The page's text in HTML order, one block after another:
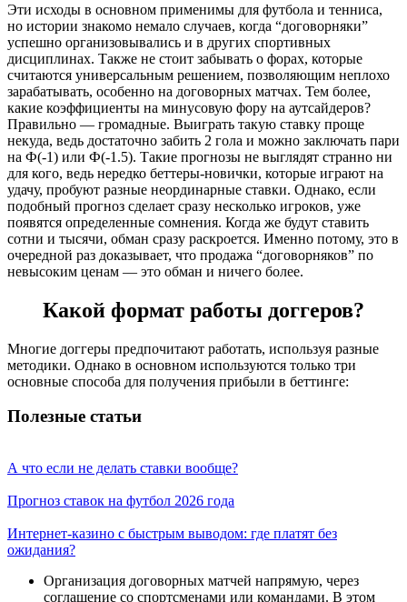
Эти исходы в основном применимы для футбола и тенниса,
но истории знакомо немало случаев, когда “договорняки”
успешно организовывались и в других спортивных
дисциплинах. Также не стоит забывать о форах, которые
считаются универсальным решением, позволяющим неплохо
зарабатывать, особенно на договорных матчах. Тем более,
какие коэффициенты на минусовую фору на аутсайдеров?
Правильно — громадные. Выиграть такую ставку проще
некуда, ведь достаточно забить 2 гола и можно заключать пари
на Ф(-1) или Ф(-1.5). Такие прогнозы не выглядят странно ни
для кого, ведь нередко беттеры-новички, которые играют на
удачу, пробуют разные неординарные ставки. Однако, если
подобный прогноз сделает сразу несколько игроков, уже
появятся определенные сомнения. Когда же будут ставить
сотни и тысячи, обман сразу раскроется. Именно потому, это в
очередной раз доказывает, что продажа “договорняков” по
невысоким ценам — это обман и ничего более.
Какой формат работы доггеров?
Многие доггеры предпочитают работать, используя разные
методики. Однако в основном используются только три
основные способа для получения прибыли в беттинге:
Полезные статьи
А что если не делать ставки вообще?
Прогноз ставок на футбол 2026 года
Интернет-казино с быстрым выводом: где платят без
ожидания?
Организация договорных матчей напрямую, через
соглашение со спортсменами или командами. В этом